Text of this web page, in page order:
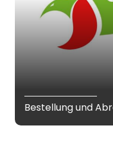
Bestellung und